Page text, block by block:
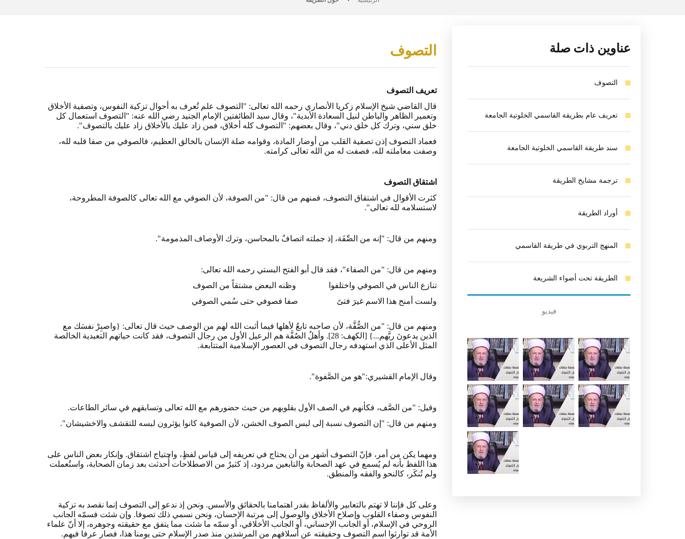
التصوف
تعريف التصوف
قال القاضي شيخ الإسلام زكريا الأنصاري رحمه الله تعالى: "التصوف علم تُعرف به أحوال تزكية النفوس، وتصفية الأخلاق
وتعمير الظاهر والباطن لنيل السعادة الأبدية"، وقال سيد الطائفتين الإمام الجنيد رضي الله عنه: "التصوف استعمال كل
خلق سني، وترك كل خلق دني"، وقال بعضهم: "التصوف كله أخلاق، فمن زاد عليك بالأخلاق زاد عليك بالتصوف".
فعماد التصوف إذن تصفية القلب من أوضار المادة، وقوامه صلة الإنسان بالخالق العظيم، فالصوفي من صفا قلبه لله،
وصفت معاملته لله، فصفت له من الله تعالى كرامته.
اشتقاق التصوف
كثرت الأقوال في اشتقاق التصوف، فمنهم من قال: "من الصوفة، لأن الصوفي مع الله تعالى كالصوفة المطروحة،
لاستسلامه لله تعالى".
ومنهم من قال: "إنه من الصِّفَة، إذ جملته اتصافٌ بالمحاسن، وترك الأوصاف المذمومة".
ومنهم من قال: "من الصفاء"، فقد قال أبو الفتح البستي رحمه الله تعالى:
تنازع الناس في الصوفي واختلفوا وظنه البعض مشتقاً من الصوف
ولست أمنح هذا الاسم غيرَ فتىً صفا فصوفي حتى سُمي الصوفي
ومنهم من قال: "من الصُّفَّة، لأن صاحبه تابعٌ لأهلها فيما أثبت الله لهم من الوصف حيث قال تعالى: {واصبِرْ نفسَك مع
الذين يدعونَ ربَّهم...} [الكهف: 28]. وأهلُ الصُفَّة هم الرعيل الأول من رجال التصوف، فقد كانت حياتهم التعبدية الخالصة
المثل الأعلى الذي استهدفه رجال التصوف في العصور الإسلامية المتتابعة.
وقال الإمام القشيري:"هو من الصَّفوة".
وقيل: "من الصَّف، فكأنهم في الصف الأول بقلوبهم من حيث حضورهم مع الله تعالى وتسابقهم في سائر الطاعات.
ومنهم من قال: "إن التصوف نسبة إلى لبس الصوف الخشن، لأن الصوفية كانوا يؤثرون لبسه للتقشف والاخشيشان".
ومهما يكن من أمر، فإنّ التصوف أشهر من أن يحتاج في تعريفه إلى قياس لفظٍ، واحتياج اشتقاق. وإنكار بعض الناس على
هذا اللفظ بأنه لم يُسمع في عهد الصحابة والتابعين مردود، إذ كثيرٌ من الاصطلاحات أُحدثت بعد زمان الصحابة، واستُعملت
ولم تُنكَر، كالنحو والفقه والمنطق.
وعلى كل فإننا لا تهتم بالتعابير والألفاظ بقدر اهتمامنا بالحقائق والأسس. ونحن إذ ندعو إلى التصوف إنما نقصد به تزكية
النفوس وصفاء القلوب وإصلاح الأخلاق والوصول إلى مرتبة الإحسان، ونحن نسمي ذلك تصوفا. وإن شئت فسمّه الجانب
الروحي في الإسلام، أو الجانب الإحساني، أو الجانب الأخلاقي، أو سمّه ما شئت مما يتفق مع حقيقته وجوهره، إلا أنّ علماء
الأمة قد توارثوا اسم التصوف وحقيقته عن أسلافهم من المرشدين منذ صدر الإسلام حتى يومنا هذا، فصار عرفا فيهم.
عناوين ذات صلة
التصوف
تعريف عام بطريقة القاسمي الخلوتية الجامعة
سند طريقة القاسمي الخلوتية الجامعة
ترجمة مشايخ الطريقة
أوراد الطريقة
المنهج التربوي في طريقة القاسمي
الطريقة تحت أضواء الشريعة
فيديو